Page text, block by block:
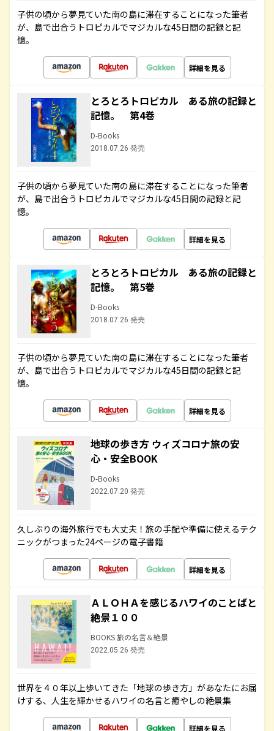
子供の頃から夢見ていた南の島に滞在することになった筆者
が、島で出合うトロピカルでマジカルな45日間の記録と記
憶。
詳細を見る
とろとろトロピカル ある旅の記録と
記憶。 第4巻
D-Books
2018.07.26 発売
子供の頃から夢見ていた南の島に滞在することになった筆者
が、島で出合うトロピカルでマジカルな45日間の記録と記
憶。
詳細を見る
とろとろトロピカル ある旅の記録と
記憶。 第5巻
D-Books
2018.07.26 発売
子供の頃から夢見ていた南の島に滞在することになった筆者
が、島で出合うトロピカルでマジカルな45日間の記録と記
憶。
詳細を見る
地球の歩き方 ウィズコロナ旅の安
心・安全BOOK
D-Books
2022.07.20 発売
久しぶりの海外旅行でも大丈夫！旅の手配や準備に使えるテク
ニックがつまった24ページの電子書籍
詳細を見る
ＡＬＯＨＡを感じるハワイのことばと
絶景１００
BOOKS 旅の名言＆絶景
2022.05.26 発売
世界を４０年以上歩いてきた「地球の歩き方」があなたにお届
けする、人生を輝かせるハワイの名言と癒やしの絶景集
詳細を見る